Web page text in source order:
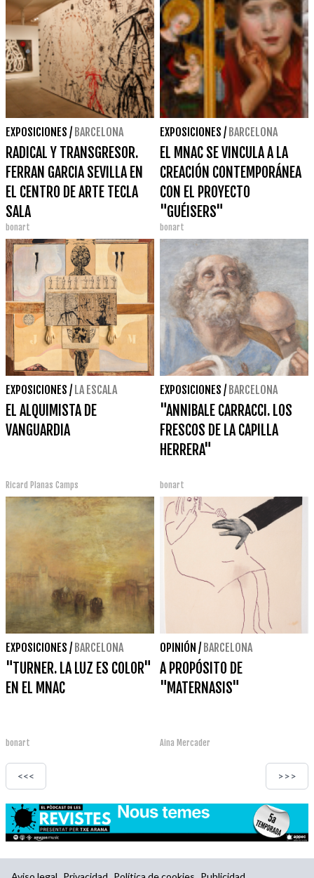
EXPOSICIONES / BARCELONA
RADICAL Y TRANSGRESOR.
FERRAN GARCIA SEVILLA EN
EL CENTRO DE ARTE TECLA
SALA
bonart
EXPOSICIONES / BARCELONA
EL MNAC SE VINCULA A LA
CREACIÓN CONTEMPORÁNEA
CON EL PROYECTO
"GUÉISERS"
bonart
EXPOSICIONES / LA ESCALA
EL ALQUIMISTA DE
VANGUARDIA
Ricard Planas Camps
EXPOSICIONES / BARCELONA
"ANNIBALE CARRACCI. LOS
FRESCOS DE LA CAPILLA
HERRERA"
bonart
EXPOSICIONES / BARCELONA
"TURNER. LA LUZ ES COLOR"
EN EL MNAC
bonart
OPINIÓN / BARCELONA
A PROPÓSITO DE
"MATERNASIS"
Aina Mercader
<<< >>>